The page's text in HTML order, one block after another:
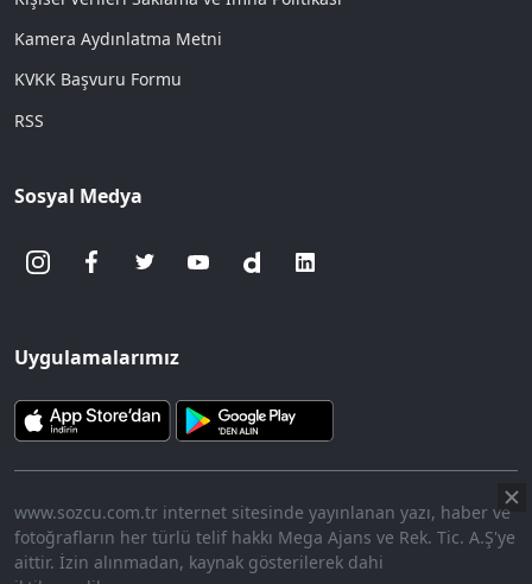
Kamera Aydınlatma Metni
KVKK Başvuru Formu
RSS
Sosyal Medya
Uygulamalarımız
www.sozcu.com.tr internet sitesinde yayınlanan yazı, haber ve
fotoğrafların her türlü telif hakkı Mega Ajans ve Rek. Tic. A.Ş'ye
aittir. İzin alınmadan, kaynak gösterilerek dahi